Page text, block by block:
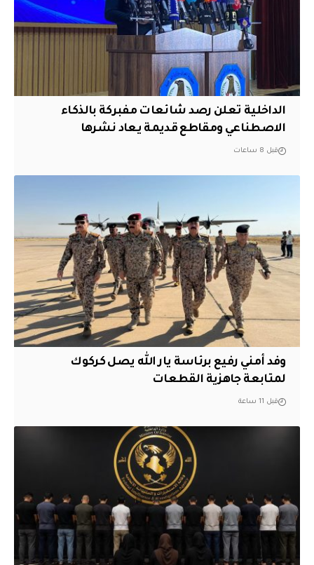
الداخلية تعلن رصد شائعات مفبركة بالذكاء
الاصطناعي ومقاطع قديمة يعاد نشرها
قبل 8 ساعات
وفد أمني رفيع برئاسة يار الله يصل كركوك
لمتابعة جاهزية القطعات
قبل 11 ساعة